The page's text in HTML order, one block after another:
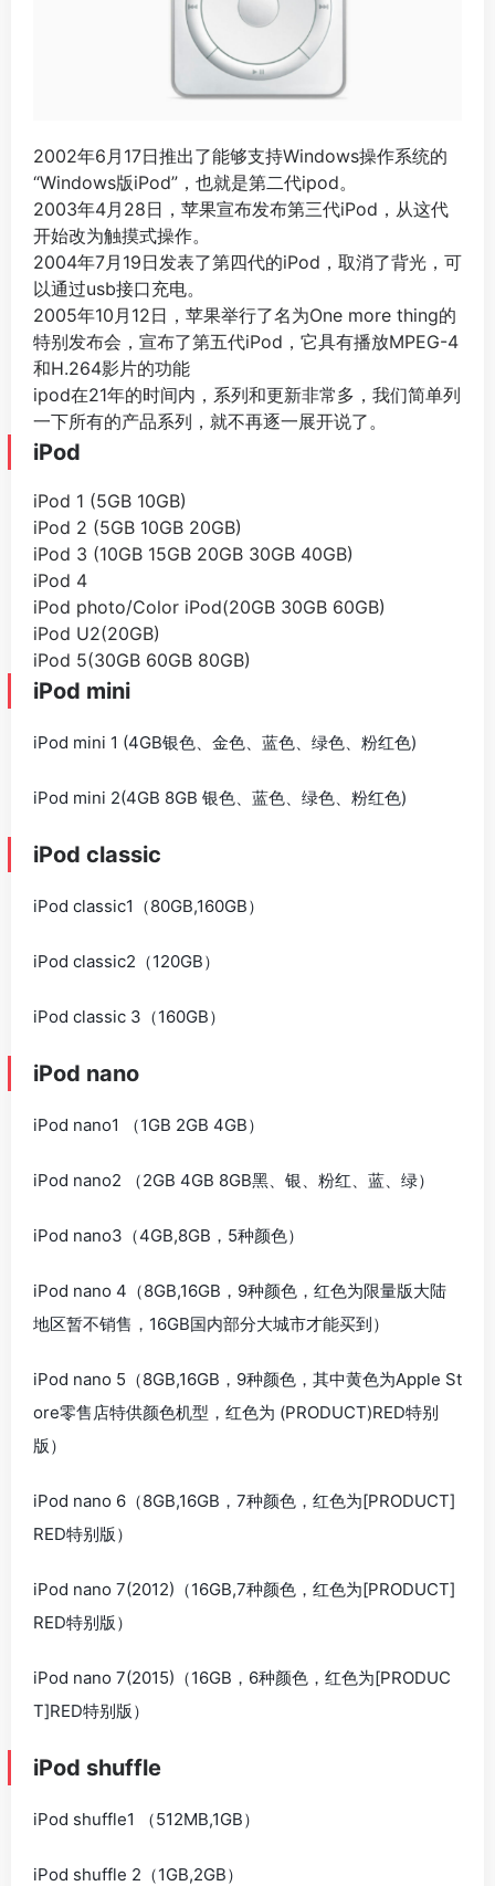
2002年6月17日推出了能够支持Windows操作系统的
“Windows版iPod”，也就是第二代ipod。
2003年4月28日，苹果宣布发布第三代iPod，从这代
开始改为触摸式操作。
2004年7月19日发表了第四代的iPod，取消了背光，可
以通过usb接口充电。
2005年10月12日，苹果举行了名为One more thing的
特别发布会，宣布了第五代iPod，它具有播放MPEG-4
和H.264影片的功能
ipod在21年的时间内，系列和更新非常多，我们简单列
一下所有的产品系列，就不再逐一展开说了。
iPod
iPod 1 (5GB 10GB)
iPod 2 (5GB 10GB 20GB)
iPod 3 (10GB 15GB 20GB 30GB 40GB)
iPod 4
iPod photo/Color iPod(20GB 30GB 60GB)
iPod U2(20GB)
iPod 5(30GB 60GB 80GB)
iPod mini
iPod mini 1 (4GB银色、金色、蓝色、绿色、粉红色)
iPod mini 2(4GB 8GB 银色、蓝色、绿色、粉红色)
iPod classic
iPod classic1（80GB,160GB）
iPod classic2（120GB）
iPod classic 3（160GB）
iPod nano
iPod nano1 （1GB 2GB 4GB）
iPod nano2 （2GB 4GB 8GB黑、银、粉红、蓝、绿）
iPod nano3（4GB,8GB，5种颜色）
iPod nano 4（8GB,16GB，9种颜色，红色为限量版大陆
地区暂不销售，16GB国内部分大城市才能买到）
iPod nano 5（8GB,16GB，9种颜色，其中黄色为Apple St
ore零售店特供颜色机型，红色为 (PRODUCT)RED特别
版）
iPod nano 6（8GB,16GB，7种颜色，红色为[PRODUCT]
RED特别版）
iPod nano 7(2012)（16GB,7种颜色，红色为[PRODUCT]
RED特别版）
iPod nano 7(2015)（16GB，6种颜色，红色为[PRODUC
T]RED特别版）
iPod shuffle
iPod shuffle1 （512MB,1GB）
iPod shuffle 2（1GB,2GB）